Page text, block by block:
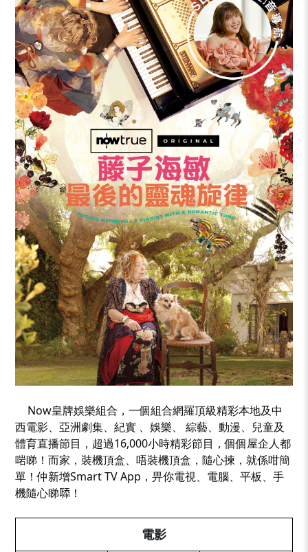
Now皇牌娛樂組合，一個組合網羅頂級精彩本地及中
西電影、亞洲劇集、紀實 、娛樂、 綜藝、動漫、兒童及
體育直播節目，超過16,000小時精彩節目，個個屋企人都
啱睇！而家，裝機頂盒、唔裝機頂盒，隨心揀，就係咁簡
單！仲新增Smart TV App，畀你電視、電腦、平板、手
機隨心睇𠻹！
電影